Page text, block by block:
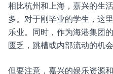
相比杭州和上海，嘉兴的生
多。对于刚毕业的学生，这
乐业。同时，作为海港集团
匮乏，跳槽或内部流动的机会
但要注意，嘉兴的娱乐资源